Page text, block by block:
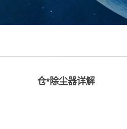
仓*除尘器详解